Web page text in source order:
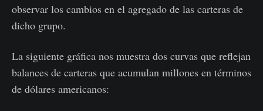
observar los cambios en el agregado de las carteras de
dicho grupo.
La siguiente gráfica nos muestra dos curvas que reflejan
balances de carteras que acumulan millones en términos
de dólares americanos: